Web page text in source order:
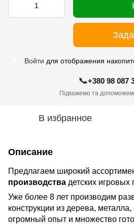
Войти для отображения
📞+380 98 087
Підкажемо та
В избранное
Описание
Предлагаем широкий
производства детских игровых
Уже более 8 лет производим
конструкции из дерева, металла,
огромный опыт и множество